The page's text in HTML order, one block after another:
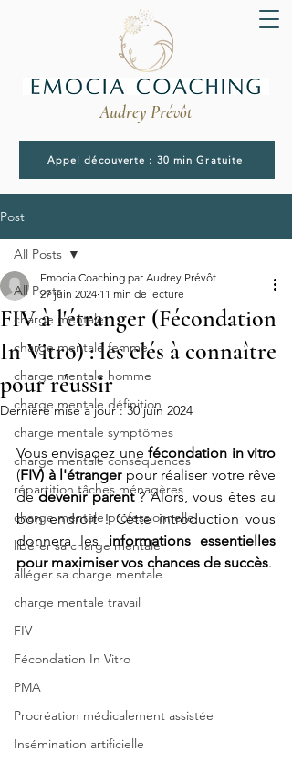
Audrey Prévôt
Appel découverte : 30 min Gratuite
Post
All Posts
charge mentale
charge mentale femme
charge mentale homme
charge mentale définition
charge mentale symptômes
charge mentale conséquences
répartition tâches ménagères
charge mentale professionnelle
libérer sa charge mentale
alléger sa charge mentale
charge mentale travail
FIV
Fécondation In Vitro
PMA
Procréation médicalement assistée
Insémination artificielle
All Posts
FIV à l'étranger (Fécondation
In Vitro) : les clés à connaître
pour réussir
Emocia Coaching par Audrey Prévôt
27 juin 2024 11 min de lecture
Dernière mise à jour :30 juin 2024
Vous envisagez une fécondation in vitro
(FIV) à l'étranger pour réaliser votre rêve
de devenir parent ? Alors, vous êtes au
bon endroit ! Cette introduction vous
donnera les informations essentielles
pour maximiser vos chances de succès.